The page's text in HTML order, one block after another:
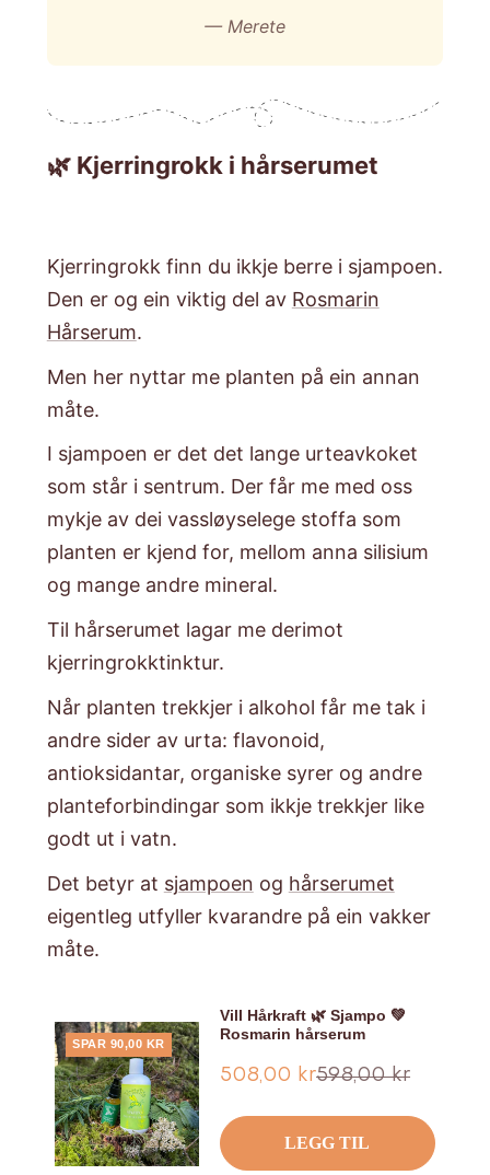
— Merete
🌿 Kjerringrokk i hårserumet
Kjerringrokk finn du ikkje berre i sjampoen.
Den er og ein viktig del av Rosmarin
Hårserum.
​Men her nyttar me planten på ein annan
måte.
​I sjampoen er det det lange urteavkoket
som står i sentrum. Der får me med oss
mykje av dei vassløyselege stoffa som
planten er kjend for, mellom anna silisium
og mange andre mineral.
​Til hårserumet lagar me derimot
kjerringrokktinktur.
​Når planten trekkjer i alkohol får me tak i
andre sider av urta: flavonoid,
antioksidantar, organiske syrer og andre
planteforbindingar som ikkje trekkjer like
godt ut i vatn.
​Det betyr at sjampoen og hårserumet
eigentleg utfyller kvarandre på ein vakker
måte.
SPAR 90,00 KR
Vill Hårkraft 🌿 Sjampo 💚
Rosmarin hårserum
Tilbud
508,00 krOrdinær
598,00 kr
LEGG TIL